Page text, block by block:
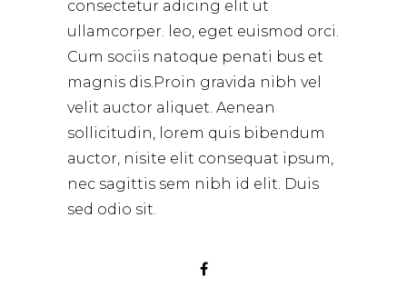
consectetur adicing elit ut
ullamcorper. leo, eget euismod orci.
Cum sociis natoque penati bus et
magnis dis.Proin gravida nibh vel
velit auctor aliquet. Aenean
sollicitudin, lorem quis bibendum
auctor, nisite elit consequat ipsum,
nec sagittis sem nibh id elit. Duis
sed odio sit.